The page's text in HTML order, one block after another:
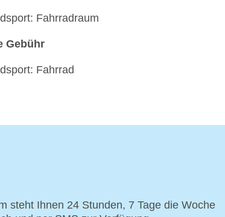
Fahrradraum
Gebühr
Fahrrad
steht Ihnen 24 Stunden, 7 Tage die Woche